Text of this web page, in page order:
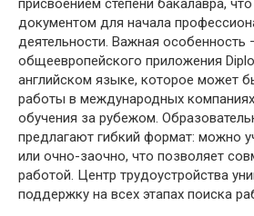
присвоением степени бакалавра,
документом для начала
деятельности. Важная особенность
общеевропейского приложения
английском языке, которое может
работы в международных
обучения за рубежом.
предлагают гибкий формат: можно
или очно-заочно, что позволяет
работой. Центр трудоустройства
поддержку на всех этапах поиска